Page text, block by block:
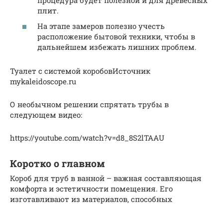
плит.
На этапе замеров полезно учесть
расположение бытовой техники, чтобы в
дальнейшем избежать лишних проблем.
Туалет с системой коробовИсточник
mykaleidoscope.ru
О необычном решении спрятать трубы в
следующем видео:
https://youtube.com/watch?v=d8_8S2lTAAU
Коротко о главном
Короб для труб в ванной – важная составляющая
комфорта и эстетичности помещения. Его
изготавливают из материалов, способных